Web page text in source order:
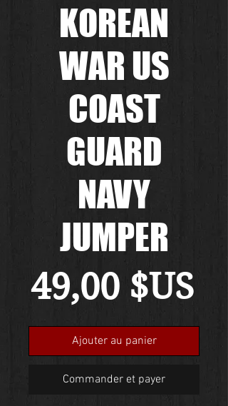
KOREAN
WAR US
COAST
GUARD
NAVY
JUMPER
49,00 $US
Ajouter au panier
Commander et payer